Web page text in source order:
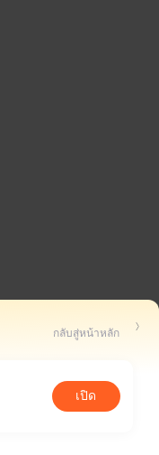
กลับสู่หน้าหลัก
เปิด